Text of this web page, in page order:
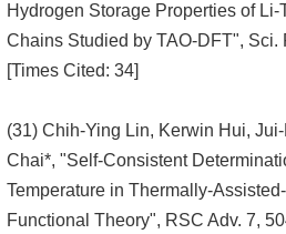
Hydrogen Storage Properties of
Chains Studied by TAO-DFT", Sci.
[Times Cited: 34]
(31) Chih-Ying Lin, Kerwin Hui,
Chai*, "Self-Consistent
Temperature in Thermally-
Functional Theory", RSC Adv. 7,